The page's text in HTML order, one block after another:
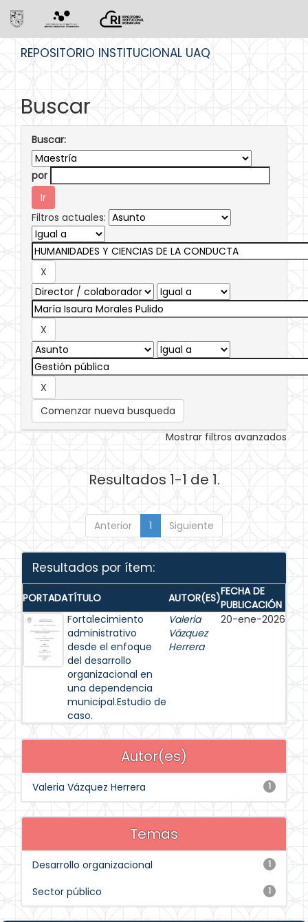
REPOSITORIO INSTITUCIONAL UAQ
Buscar
Buscar:
por
Filtros actuales:
Comenzar nueva busqueda
Mostrar filtros avanzados
Resultados 1-1 de 1.
Anterior 1 Siguiente
Resultados por ítem:
PORTADATÍTULO AUTOR(ES)FECHA DE
PUBLICACIÓN
Fortalecimiento
administrativo
desde el enfoque
del desarrollo
organizacional en
una dependencia
municipal.Estudio de
caso.
Valeria
Vázquez
Herrera
20-ene-2026
Autor(es)
1
Valeria Vázquez Herrera
Temas
1
Desarrollo organizacional
1
Sector público